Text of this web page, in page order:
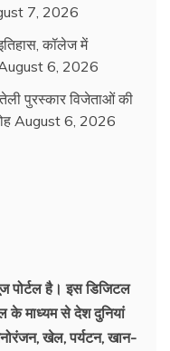
7, 2026
कॉलेज में
6, 2026
पुरस्कार विजेताओं की
August 6, 2026
पोर्टल है। इस डिजिटल
के माध्यम से देश दुनियां
खेल, पर्यटन, खान-